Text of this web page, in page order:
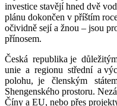
investice stavějí hned dvě
plánu dokončen v příštím
očividně sejí a žnou – jsou
přínosem.
Česká republika je
unie a regionu střední a
polohu, je členským
Shengenského prostoru.
Číny a EU, nebo přes